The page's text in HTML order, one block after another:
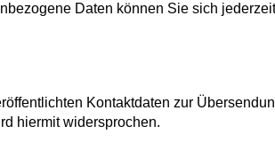
Daten können Sie sich
Kontaktdaten zur
hiermit widersprochen.